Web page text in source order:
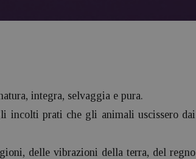
integra, selvaggia e pura.
incolti prati che gli animali uscissero dai
delle vibrazioni della terra, del regno